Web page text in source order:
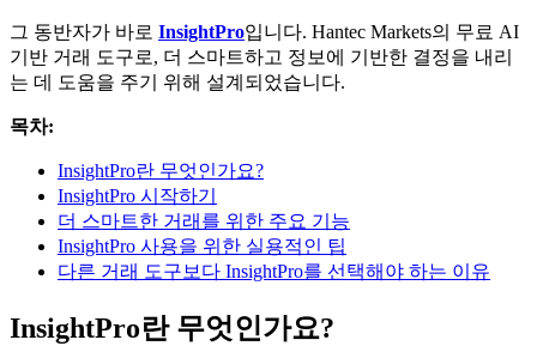
그 동반자가 바로 InsightPro입니다. Hantec Markets의 무료 AI
기반 거래 도구로, 더 스마트하고 정보에 기반한 결정을 내리
는 데 도움을 주기 위해 설계되었습니다.
목차:
InsightPro란 무엇인가요?
InsightPro 시작하기
더 스마트한 거래를 위한 주요 기능
InsightPro 사용을 위한 실용적인 팁
다른 거래 도구보다 InsightPro를 선택해야 하는 이유
InsightPro란 무엇인가요?